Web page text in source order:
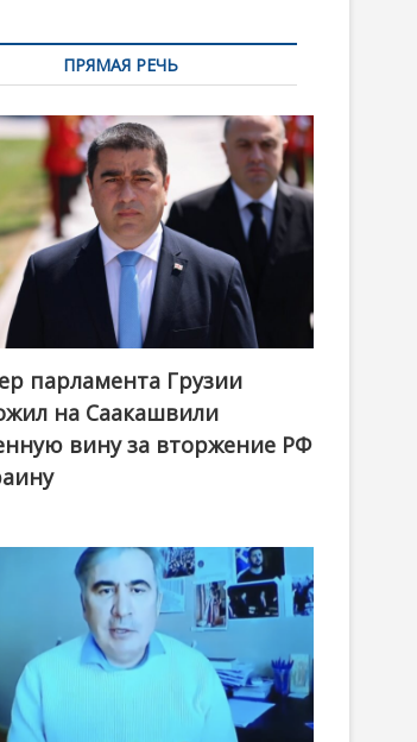
ПРЯМАЯ РЕЧЬ
парламента Грузии
на Саакашвили
вину за вторжение РФ